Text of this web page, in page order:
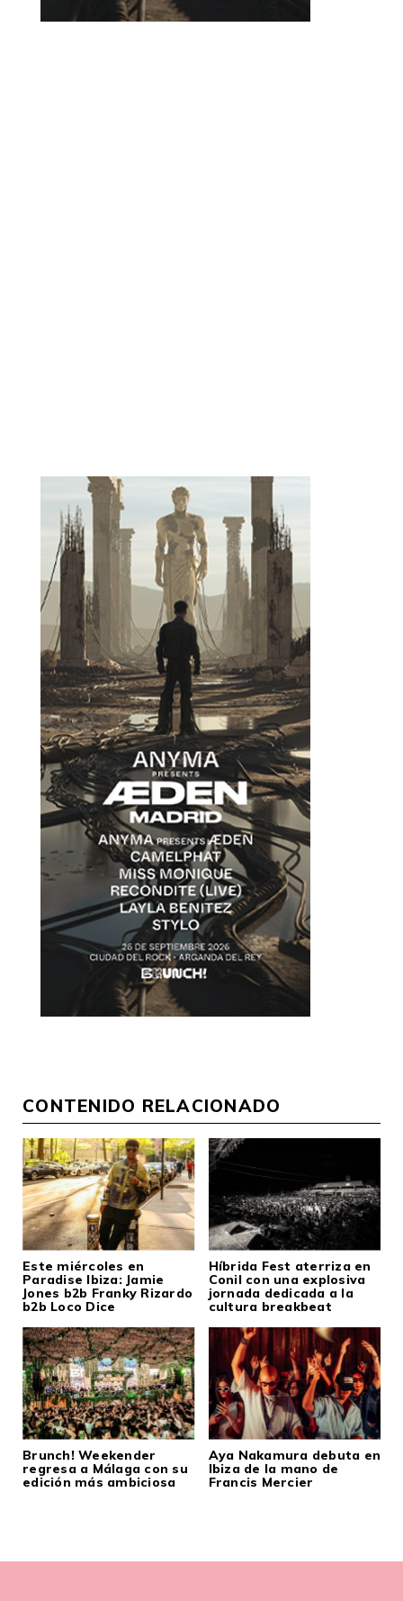
CONTENIDO RELACIONADO
Este miércoles en
Paradise Ibiza: Jamie
Jones b2b Franky Rizardo
b2b Loco Dice
Híbrida Fest aterriza en
Conil con una explosiva
jornada dedicada a la
cultura breakbeat
Brunch! Weekender
regresa a Málaga con su
edición más ambiciosa
Aya Nakamura debuta en
Ibiza de la mano de
Francis Mercier